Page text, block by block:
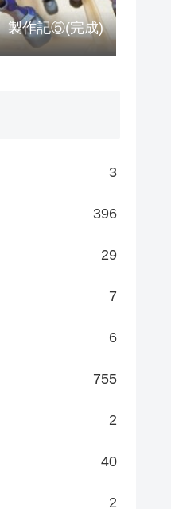
作記⑤(完成)
3
396
29
7
6
755
2
40
2